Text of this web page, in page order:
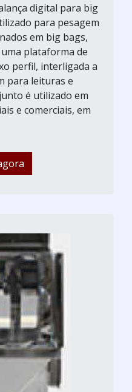
digital para big
para pesagem
em big bags,
plataforma de
perfil, interligada a
para leituras e
é utilizado em
e comerciais, em